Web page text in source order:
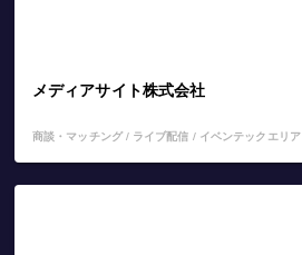
メディアサイト株式会社
商談・マッチング / ライブ配信 / イベンテックエリア